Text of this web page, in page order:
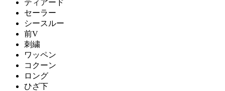
ティアード
セーラー
シースルー
前V
刺繍
ワッペン
コクーン
ロング
ひざ下